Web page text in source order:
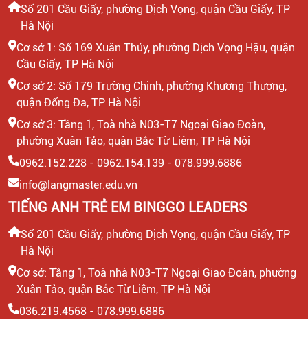
Số 201 Cầu Giấy, phường Dịch Vọng, quận Cầu Giấy, TP
Hà Nội
Cơ sở 1: Số 169 Xuân Thủy, phường Dịch Vọng Hậu, quận
Cầu Giấy, TP Hà Nội
Cơ sở 2: Số 179 Trường Chinh, phường Khương Thượng,
quận Đống Đa, TP Hà Nội
Cơ sở 3: Tầng 1, Toà nhà N03-T7 Ngoại Giao Đoàn,
phường Xuân Tảo, quận Bắc Từ Liêm, TP Hà Nội
0962.152.228 - 0962.154.139 - 078.999.6886
info@langmaster.edu.vn
TIẾNG ANH TRẺ EM BINGGO LEADERS
Số 201 Cầu Giấy, phường Dịch Vọng, quận Cầu Giấy, TP
Hà Nội
Cơ sở: Tầng 1, Toà nhà N03-T7 Ngoại Giao Đoàn, phường
Xuân Tảo, quận Bắc Từ Liêm, TP Hà Nội
036.219.4568 - 078.999.6886